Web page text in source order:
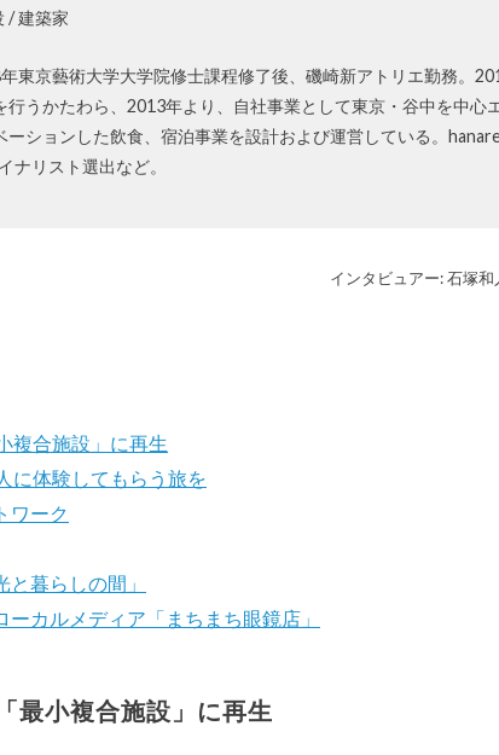
/ 建築家
東京藝術大学大学院修士課程修了後、磯崎新アトリエ勤務。
行うかたわら、2013年より、自社事業として東京・谷中を中心
ーションした飲食、宿泊事業を設計および運営している。
ナリスト選出など。
インタビュアー: 石塚
複合施設」に再生
に体験してもらう旅を
ワーク
暮らしの間」
カルメディア「まちまち眼鏡店」
最小複合施設」に再生